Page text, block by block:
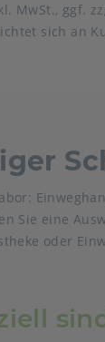
MwSt., ggf.
sich an
eine
oder